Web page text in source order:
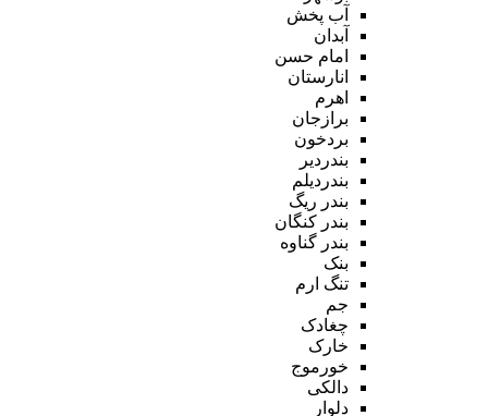
آب پخش
آبدان
امام حسن
انارستان
اهرم
برازجان
بردخون
بندردیر
بندردیلم
بندر ریگ
بندر کنگان
بندر گناوه
بنک
تنگ ارم
جم
چغادک
خارک
خورموج
دالکی
دلوار